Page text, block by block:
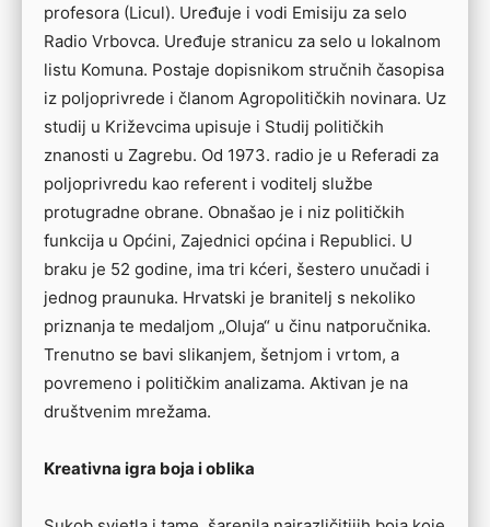
profesora (Licul). Uređuje i vodi Emisiju za selo
Radio Vrbovca. Uređuje stranicu za selo u lokalnom
listu Komuna. Postaje dopisnikom stručnih časopisa
iz poljoprivrede i članom Agropolitičkih novinara. Uz
studij u Križevcima upisuje i Studij političkih
znanosti u Zagrebu. Od 1973. radio je u Referadi za
poljoprivredu kao referent i voditelj službe
protugradne obrane. Obnašao je i niz političkih
funkcija u Općini, Zajednici općina i Republici. U
braku je 52 godine, ima tri kćeri, šestero unučadi i
jednog praunuka. Hrvatski je branitelj s nekoliko
priznanja te medaljom „Oluja“ u činu natporučnika.
Trenutno se bavi slikanjem, šetnjom i vrtom, a
povremeno i političkim analizama. Aktivan je na
društvenim mrežama.
Kreativna igra boja i oblika